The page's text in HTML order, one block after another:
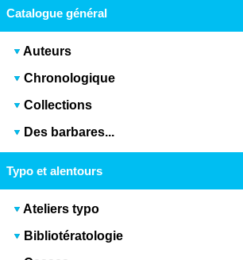
Catalogue général
Auteurs
Chronologique
Collections
Des barbares...
Typo et alentours
Ateliers typo
Bibliotératologie